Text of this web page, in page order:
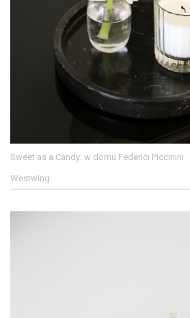
Sweet as a Candy: w domu Federici Piccinini
Westwing